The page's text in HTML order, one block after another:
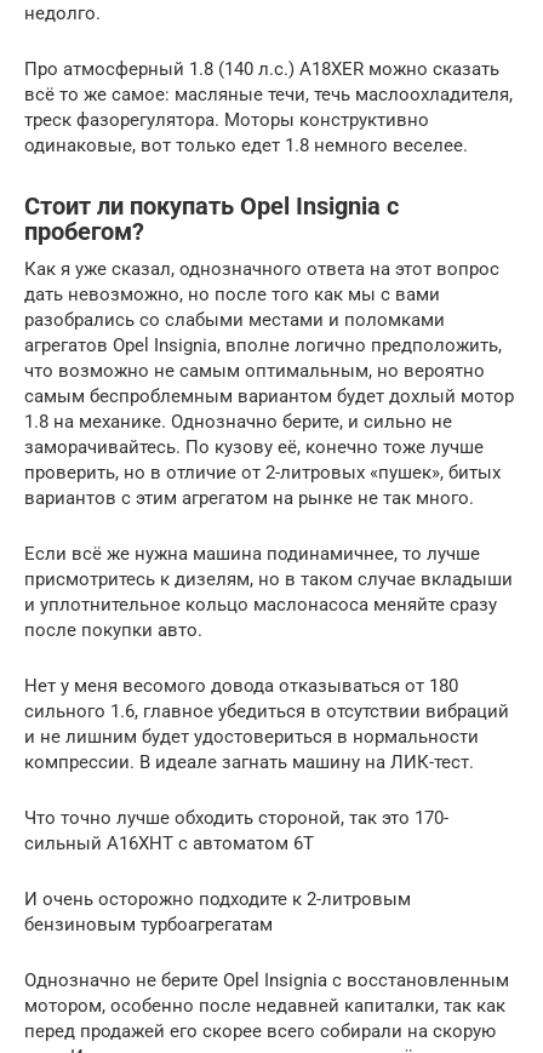
недолго.
Про атмосферный 1.8 (140 л.с.) A18XER можно сказать
всё то же самое: масляные течи, течь маслоохладителя,
треск фазорегулятора. Моторы конструктивно
одинаковые, вот только едет 1.8 немного веселее.
Стоит ли покупать Opel Insignia с
пробегом?
Как я уже сказал, однозначного ответа на этот вопрос
дать невозможно, но после того как мы с вами
разобрались со слабыми местами и поломками
агрегатов Opel Insignia, вполне логично предположить,
что возможно не самым оптимальным, но вероятно
самым беспроблемным вариантом будет дохлый мотор
1.8 на механике. Однозначно берите, и сильно не
заморачивайтесь. По кузову её, конечно тоже лучше
проверить, но в отличие от 2-литровых «пушек», битых
вариантов с этим агрегатом на рынке не так много.
Если всё же нужна машина подинамичнее, то лучше
присмотритесь к дизелям, но в таком случае вкладыши
и уплотнительное кольцо маслонасоса меняйте сразу
после покупки авто.
Нет у меня весомого довода отказываться от 180
сильного 1.6, главное убедиться в отсутствии вибраций
и не лишним будет удостовериться в нормальности
компрессии. В идеале загнать машину на ЛИК-тест.
Что точно лучше обходить стороной, так это 170-
сильный A16XHT с автоматом 6T
И очень осторожно подходите к 2-литровым
бензиновым турбоагрегатам
Однозначно не берите Opel Insignia с восстановленным
мотором, особенно после недавней капиталки, так как
перед продажей его скорее всего собирали на скорую